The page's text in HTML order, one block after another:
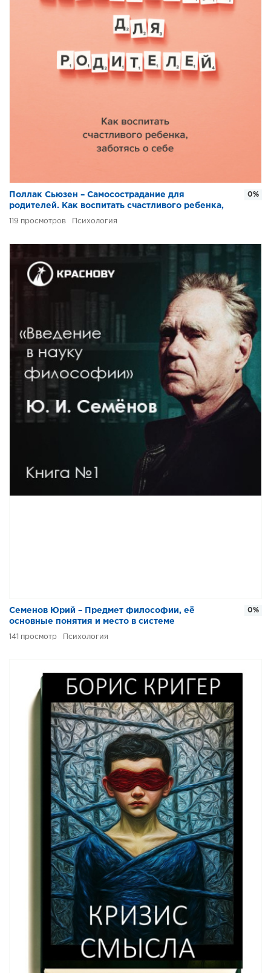
Поллак Сьюзен – Самосострадание для
родителей. Как воспитать счастливого ребенка,
заботясь о себе
119 Психология
0%
Семенов Юрий – Предмет философии, её
основные понятия и место в системе
человеческого знания
141 Психология
0%